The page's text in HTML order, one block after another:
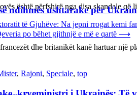
është përfshirë nga disa skandale që
të Gjuhëve: Na jepni rrogat kemi
po bëhet gjithnjë e më e qartë ⟶
ndihmës ushtarake për
dhe britanikët kanë hartuar një
, Rajoni, Speciale, top